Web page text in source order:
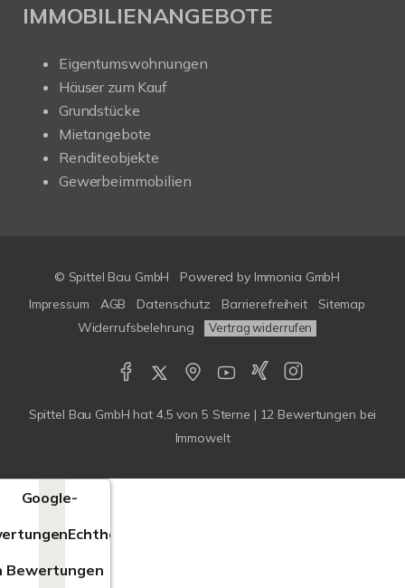
IMMOBILIENANGEBOTE
Eigentumswohnungen
Häuser zum Kauf
Grundstücke
Mietangebote
Renditeobjekte
Gewerbeimmobilien
© Spittel Bau GmbH Powered by Immonia GmbH
Impressum
AGB Datenschutz Barrierefreiheit
Sitemap
Widerrufsbelehrung
Vertrag widerrufen
Spittel Bau GmbH hat 4,5 von 5 Sterne | 12 Bewertungen bei
Immowelt
Google-
Echtheit
Bewertungen